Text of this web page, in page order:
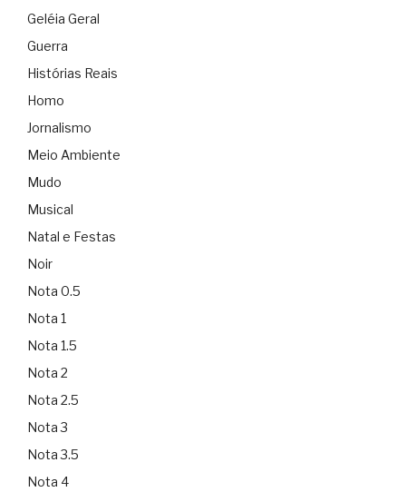
Geléia Geral
Guerra
Histórias Reais
Homo
Jornalismo
Meio Ambiente
Mudo
Musical
Natal e Festas
Noir
Nota 0.5
Nota 1
Nota 1.5
Nota 2
Nota 2.5
Nota 3
Nota 3.5
Nota 4